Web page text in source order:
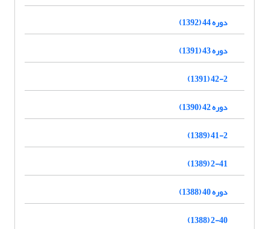
دوره 44 (1392)
دوره 43 (1391)
42-2 (1391)
دوره 42 (1390)
41-2 (1389)
2-41 (1389)
دوره 40 (1388)
2-40 (1388)